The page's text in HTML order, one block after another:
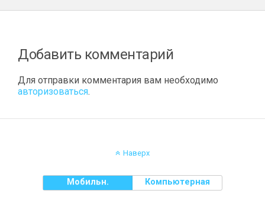
Добавить комментарий
Для отправки комментария вам необходимо
авторизоваться.
Наверх
Мобильн. Компьютерная